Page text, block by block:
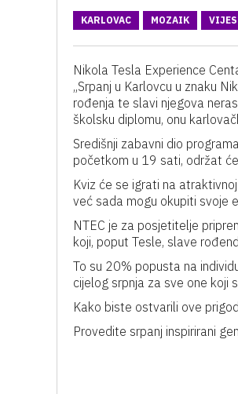
KARLOVAC MOZAIK
Nikola Tesla Experience
„Srpanj u Karlovcu u znaku
rođenja te slavi njegova
školsku diplomu, onu
Središnji zabavni dio
početkom u 19 sati, održat
Kviz će se igrati na
već sada mogu okupiti svoje
NTEC je za posjetitelje
koji, poput Tesle, slave
To su 20% popusta na
cijelog srpnja za sve one koji
Kako biste ostvarili ove
Provedite srpanj inspirirani